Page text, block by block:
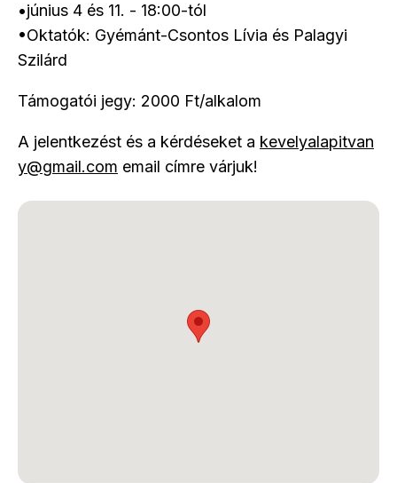
•június 4 és 11. - 18:00-tól
•Oktatók: Gyémánt-Csontos Lívia és Palagyi
Szilárd
Támogatói jegy: 2000 Ft/alkalom
A jelentkezést és a kérdéseket a kevelyalapitvan
y@gmail.com email címre várjuk!